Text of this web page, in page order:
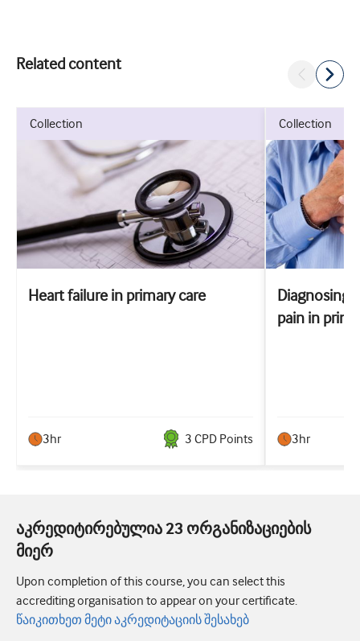
Related content
collection
Heart failure in primary care
3hr 3 CPD Points
collection
Diagnosing
pain in
3hr
აკრედიტირებულია 23 ორგანიზაციების
მიერ
Upon completion of this course, you can select this
accrediting organisation to appear on your certificate.
წაიკითხეთ მეტი აკრედიტაციის შესახებ